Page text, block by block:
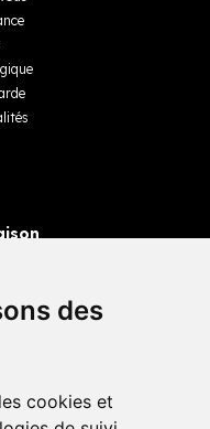
des
cookies et